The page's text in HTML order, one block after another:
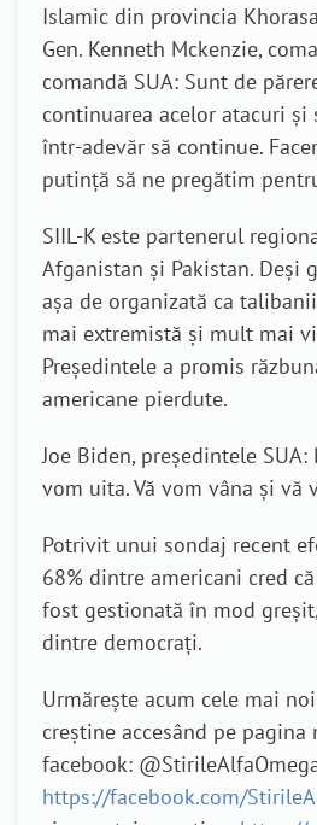
Islamic din provincia
Gen. Kenneth Mckenzie,
comandă SUA: Sunt de
continuarea acelor atacuri și
într-adevăr să continue.
putință să ne pregătim
SIIL-K este partenerul
Afganistan și Pakistan. Deși
așa de organizată ca
mai extremistă și mult mai
Președintele a promis
americane pierdute.
Joe Biden, președintele
vom uita. Vă vom vâna și vă
Potrivit unui sondaj recent
68% dintre americani cred
fost gestionată în mod
dintre democrați.
Urmărește acum cele mai
creștine accesând pe pagina
facebook:
https://facebook.com/